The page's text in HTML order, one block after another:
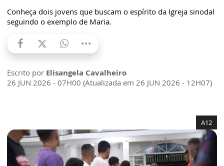
Conheça dois jovens que buscam o espírito da Igreja sinodal
seguindo o exemplo de Maria.
Escrito por Elisangela Cavalheiro
26 JUN 2026 - 07H00 (Atualizada em 26 JUN 2026 - 12H07)
A12